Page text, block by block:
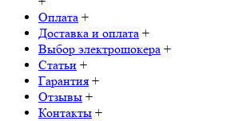
Оплата +
Доставка и оплата +
Выбор электрошокера +
Статьи +
Гарантия +
Отзывы +
Контакты +